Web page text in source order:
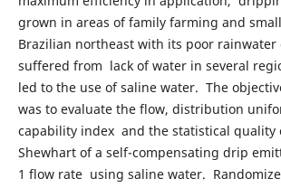
grown in areas of family farming and
Brazilian northeast with its poor
suffered from lack of water in several
led to the use of saline water. The
was to evaluate the flow, distribution
capability index and the statistical
Shewhart of a self-compensating drip
1 flow rate using saline water.